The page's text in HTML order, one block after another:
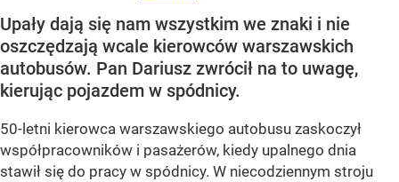
Upały dają się nam wszystkim we znaki i nie
oszczędzają wcale kierowców warszawskich
autobusów. Pan Dariusz zwrócił na to uwagę,
kierując pojazdem w spódnicy.
50-letni kierowca warszawskiego autobusu zaskoczył
współpracowników i pasażerów, kiedy upalnego dnia
stawił się do pracy w spódnicy. W niecodziennym stroju